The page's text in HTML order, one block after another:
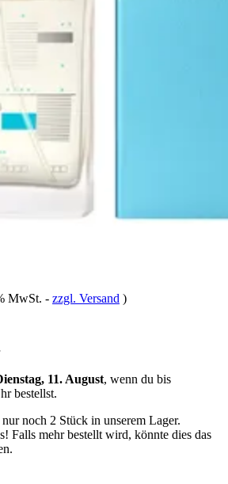
MwSt. - zzgl. Versand )
11. August, wenn du bis
bestellst.
noch 2 Stück in unserem Lager.
Falls mehr bestellt wird, könnte dies das